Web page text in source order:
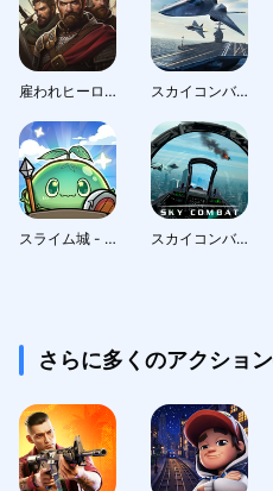
雇われヒーロー: 中世の戦争 スカイコンバット 2：空軍ゲーム PvP ゲーム
スライム城 - タワーディフェンスゲーム スカイコンバット - 戦争飛行機ゲーム
さらに多くのアクショ